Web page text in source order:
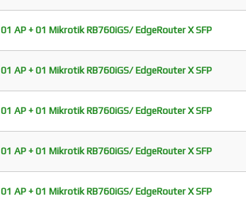
01 AP + 01 Mikrotik RB760iGS/ EdgeRouter X SFP
01 AP + 01 Mikrotik RB760iGS/ EdgeRouter X SFP
01 AP + 01 Mikrotik RB760iGS/ EdgeRouter X SFP
01 AP + 01 Mikrotik RB760iGS/ EdgeRouter X SFP
01 AP + 01 Mikrotik RB760iGS/ EdgeRouter X SFP